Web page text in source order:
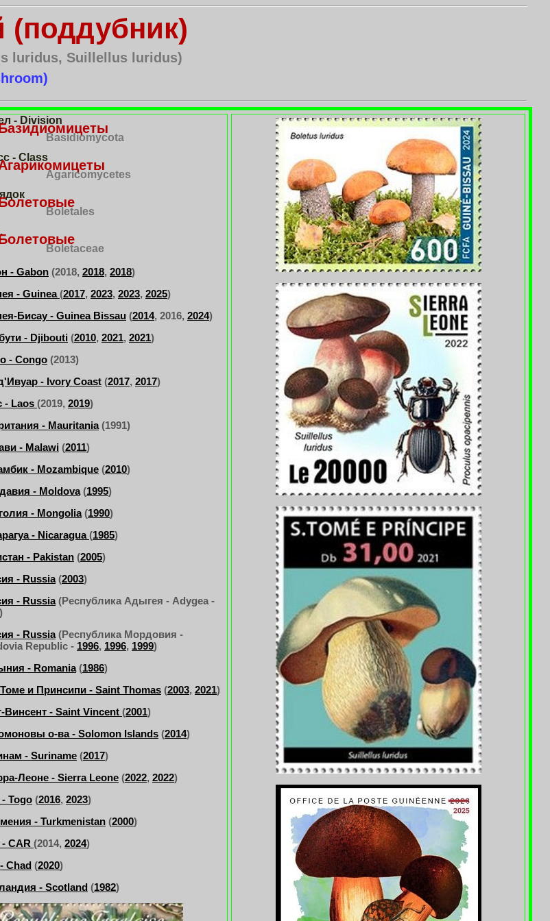
luridus, Suillellus luridus)
- Division
Basidiomycota
- Class
Agaricomycetes
Boletales
Boletaceae
- Gabon (2018, 2018, 2018)
- Guinea(2017, 2023, 2023, 2025)
Бисау - Guinea Bissau (2014, 2016, 2024)
- Djibouti (2010, 2021, 2021)
- Congo (2013)
- Ivory Coast (2017, 2017)
- Laos (2019, 2019)
- Mauritania(1991)
- Malawi (2011)
- Mozambique (2010)
- Moldova(1995)
- Mongolia(1990)
- Nicaragua(1985)
- Pakistan (2005)
- Russia(2003)
- Russia(Республика Адыгея - Adygea -
)
- Russia(Республика Мордовия -
Republic - 1996, 1996, 1999)
- Romania(1986)
и Принсипи - Saint Thomas (2003, 2021)
Винсент - Saint Vincent (2001)
о-ва - Solomon Islands (2014)
- Suriname (2017)
Леоне - Sierra Leone (2022, 2022)
- Togo (2016, 2023)
- Turkmenistan (2000)
CAR (2014, 2024)
Chad (2020)
- Scotland (1982)